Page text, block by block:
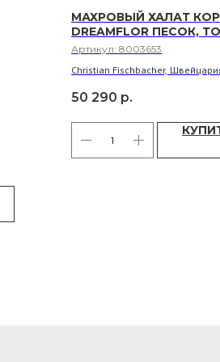
МАХРОВЫЙ ХАЛАТ
DREAMFLOR ПЕСОК,
Артикул: 8003653
Christian Fischbacher,
швейцарский хлопок
50 290 р.